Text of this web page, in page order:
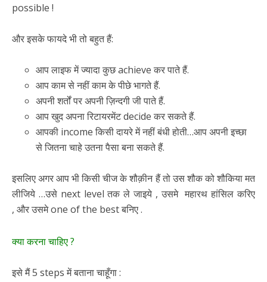
possible !
और इसके फायदे भी तो बहुत हैं:
आप लाइफ में ज्यादा कुछ achieve कर पाते हैं.
आप काम से नहीं काम के पीछे भागते हैं.
अपनी शर्तों पर अपनी ज़िन्दगी जी पाते हैं.
आप खुद अपना रिटायरमेंट decide कर सकते हैं.
आपकी income किसी दायरे में नहीं बंधी होती…आप अपनी इच्छा
से जितना चाहे उतना पैसा बना सकते हैं.
इसलिए अगर आप भी किसी चीज के शौक़ीन हैं तो उस शौक को शौकिया मत
लीजिये …उसे next level तक ले जाइये , उसमे महारथ हांसिल करिए
, और उसमे one of the best बनिए .
क्या करना चाहिए ?
इसे मैं 5 steps में बताना चाहूँगा :